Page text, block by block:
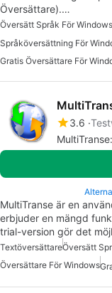
Översättare).…
Översätt Språk För Windows
Språköversättning För
Gratis Översättare För
3.6
MultiTranse är en
erbjuder en mängd
trial-version gör det
TextöversättareÖversätt
Översättare För Windows